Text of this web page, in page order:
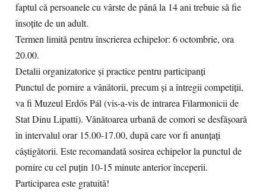
faptul că persoanele cu vârste de până la 14 ani trebuie să fie
însoțite de un adult.
Termen limită pentru înscrierea echipelor: 6 octombrie, ora
20.00.
Detalii organizatorice și practice pentru participanți
Punctul de pornire a vânătorii, precum și a întregii competiții,
va fi Muzeul Erdős Pál (vis-a-vis de intrarea Filarmonicii de
Stat Dinu Lipatti). Vânătoarea urbană de comori se desfășoară
în intervalul orar 15.00-17.00, după care vor fi anunțați
câștigătorii. Este recomandată sosirea echipelor la punctul de
pornire cu cel puțin 10-15 minute anterior începerii.
Participarea este gratuită!